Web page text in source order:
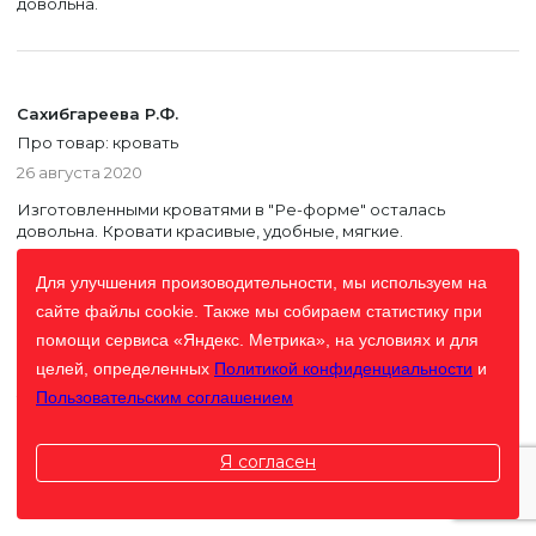
Сахибгареева Р.Ф.
Про товар: кровать
26 августа 2020
Изготовленными кроватями в "Ре-форме" осталась
довольна. Кровати красивые, удобные, мягкие.
Прокофьев К.Е.
Про товар: кровать
11 августа 2020
качественно и в срок. Будем обращаться еще!
Для улучшения произоводительности, мы используем на
сайте файлы cookie. Также мы собираем статистику при
помощи сервиса «Яндекс. Метрика», на условиях и для
целей, определенных Политикой конфиденциальности и
Пользовательским соглашением
Я согласен